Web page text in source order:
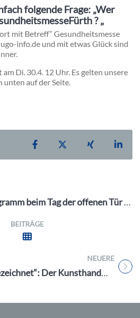
folgende Frage: „Wer
? „
mit Betreff“ Gesundheitsmesse
info.de und mit etwas Glück sind
Di. 30.4. 12 Uhr. Es gelten unsere
unten auf der Seite.
Teilen auf Facebook
Teilen auf XTeilen auf
Tür am 27.4.24 in Erlangen: Entdecken Sie die Vielfalt der Stadt !
BEITRÄGE
NEUERE
am 11 + 12.5. 24 in Forchheim